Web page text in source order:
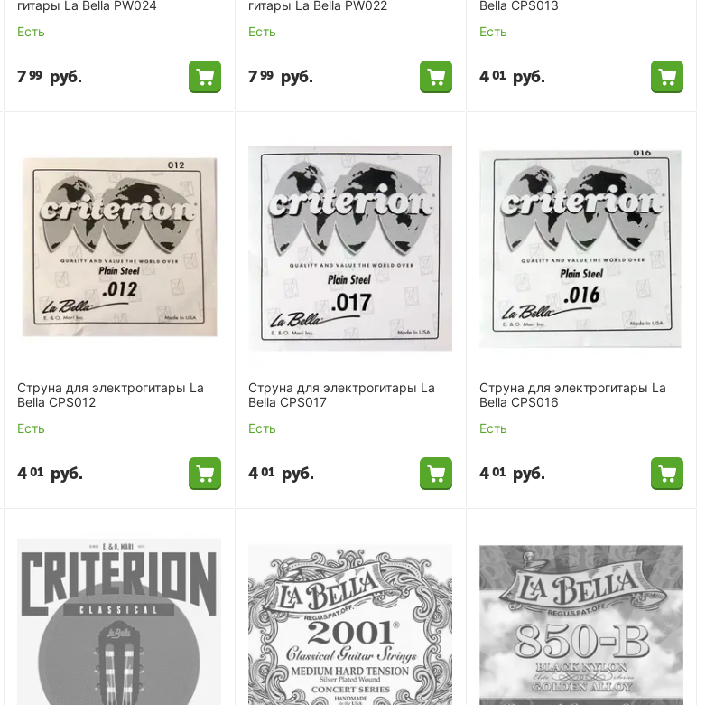
гитары La Bella PW024
Есть
7 99 руб.
гитары La Bella PW022
Есть
7 99 руб.
Bella CPS013
Есть
4 01 руб.
Cтруна для электрогитары La
Bella CPS012
Есть
4 01 руб.
Cтруна для электрогитары La
Bella CPS017
Есть
4 01 руб.
Cтруна для электрогитары La
Bella CPS016
Есть
4 01 руб.